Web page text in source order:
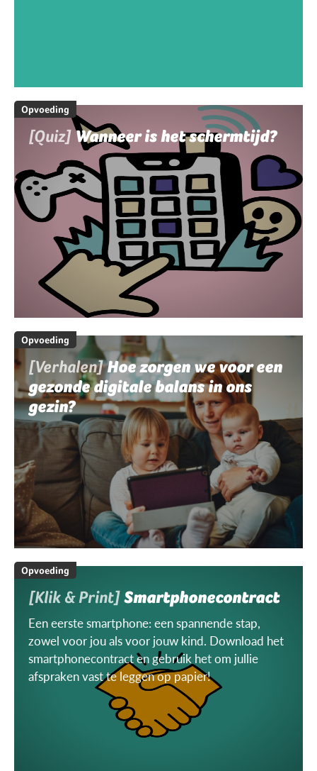
Opvoeding
[Quiz] Wanneer is het schermtijd?
Opvoeding
[Verhalen]Hoe zorgen we voor een
gezonde digitale balans in ons
gezin?
Opvoeding
[Klik & Print]Smartphonecontract
Een eerste smartphone: een spannende stap,
zowel voor jou als voor jouw kind. Download het
smartphonecontract en gebruik het om jullie
afspraken vast te leggen op papier!